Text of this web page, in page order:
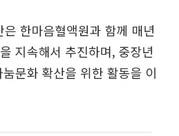
한마음혈액원과 함께 매년
지속해서 추진하며, 중장년
문화 확산을 위한 활동을 이